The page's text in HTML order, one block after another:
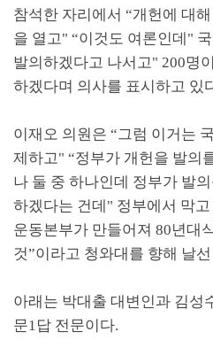
참석한 자리에서 “개헌에 대
을 열고" “이것도 여론인데 "
발의하겠다고 나서고" 200명
하겠다며 의사를 표시하고 있
이재오 의원은 “그럼 이거는
제하고" “정부가 개헌을 발의
나 둘 중 하나인데 정부가 발
하겠다는 건데 " 정부에서 막
운동본부가 만들어져 80년대
것”이라고 청와대를 향해 날
아래는 박대출 대변인과 김성
문1답 전문이다.